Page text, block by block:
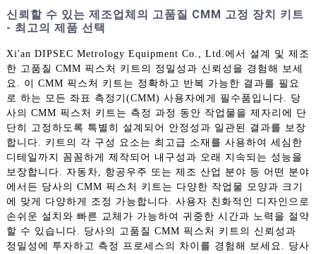
신뢰할 수 있는 제조업체의 고품질 CMM 고정 장치 키트
- 최고의 제품 선택
Xi'an DIPSEC Metrology Equipment Co., Ltd.에서 설계 및 제조
한 고품질 CMM 픽스처 키트의 정밀성과 신뢰성을 경험해 보세
요. 이 CMM 픽스처 키트는 정확하고 반복 가능한 결과를 필요
로 하는 모든 좌표 측정기(CMM) 사용자에게 필수품입니다. 당
사의 CMM 픽스처 키트는 측정 과정 동안 작업물을 제자리에 단
단히 고정하도록 특별히 설계되어 안정성과 일관된 결과를 보장
합니다. 키트의 각 구성 요소는 최고급 소재를 사용하여 세심한
디테일까지 꼼꼼하게 제작되어 내구성과 오래 지속되는 성능을
보장합니다. 자동차, 항공우주 또는 제조 산업 분야 등 어떤 분야
에서든 당사의 CMM 픽스처 키트는 다양한 작업물 모양과 크기
에 맞게 다양하게 조정 가능합니다. 사용자 친화적인 디자인으로
손쉬운 설치와 빠른 교체가 가능하여 귀중한 시간과 노력을 절약
할 수 있습니다. 당사의 고품질 CMM 픽스처 키트의 신뢰성과
정밀성에 투자하고 측정 프로세스의 차이를 경험해 보세요. 당사